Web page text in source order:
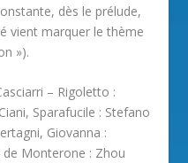
dès le prélude,
vient marquer le thème
»).
– Rigoletto :
Sparafucile : Stefano
Giovanna :
Monterone : Zhou